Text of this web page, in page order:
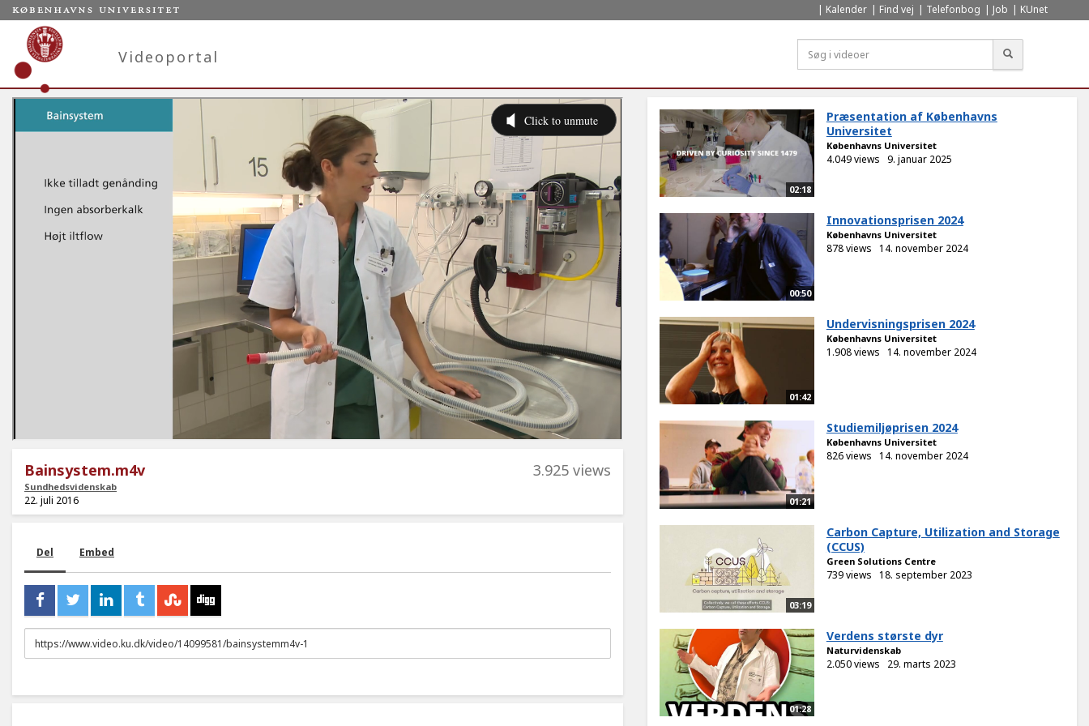
Kalender Find vej Telefonbog Job KUnet
Videoportal
Bainsystem.m4v
Sundhedsvidenskab
3.925 views
22. juli 2016
Del Embed
URL
to
02:18
Præsentation af Københavns
Universitet
Københavns Universitet
4.049 views 9. januar 2025
00:50
Innovationsprisen 2024
Københavns Universitet
878 views 14. november 2024
01:42
Undervisningsprisen 2024
Københavns Universitet
1.908 views 14. november 2024
01:21
Studiemiljøprisen 2024
Københavns Universitet
826 views 14. november 2024
03:19
Carbon Capture, Utilization and Storage
(CCUS)
Green Solutions Centre
739 views 18. september 2023
01:28
Verdens største dyr
Naturvidenskab
2.050 views 29. marts 2023